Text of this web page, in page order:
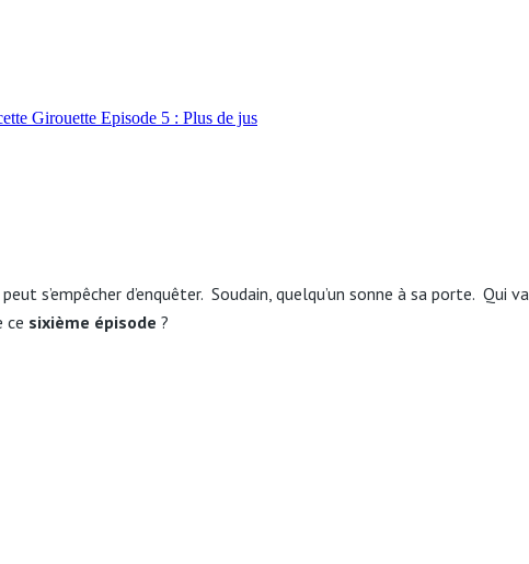
s’empêcher d’enquêter. Soudain, quelqu’un sonne à sa porte. Qui va
ce sixième épisode ?